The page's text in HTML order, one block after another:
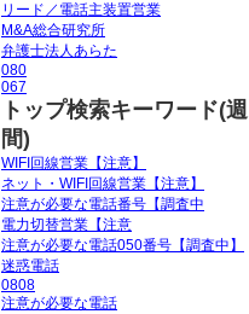
リード／電話主装置営業
M&A総合研究所
弁護士法人あらた
080
067
トップ検索キーワード(週
間)
WIFI回線営業【注意】
ネット・WIFI回線営業【注意】
注意が必要な電話番号【調査中
電力切替営業【注意
注意が必要な電話050番号【調査中】
迷惑電話
0808
注意が必要な電話